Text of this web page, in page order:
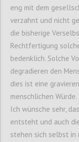
Aufbauend
haben wir nun
Assistenten
die
Dieser
werden.
2D Kamera
berechnet
eng mit dem
verzahnt und nicht
die bisherige
Rechtfertigung
bedenklich. Solche
degradieren den
dies ist eine
menschlichen Würde.
Ich wünsche sehr,
entsteht und auch
stehen sich selbst